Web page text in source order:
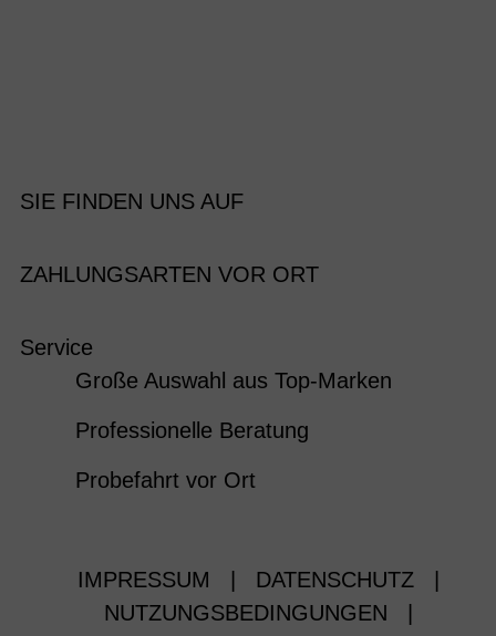
SIE FINDEN UNS AUF
ZAHLUNGSARTEN VOR ORT
Service
Große Auswahl aus Top-Marken
Professionelle Beratung
Probefahrt vor Ort
IMPRESSUM DATENSCHUTZ
NUTZUNGSBEDINGUNGEN